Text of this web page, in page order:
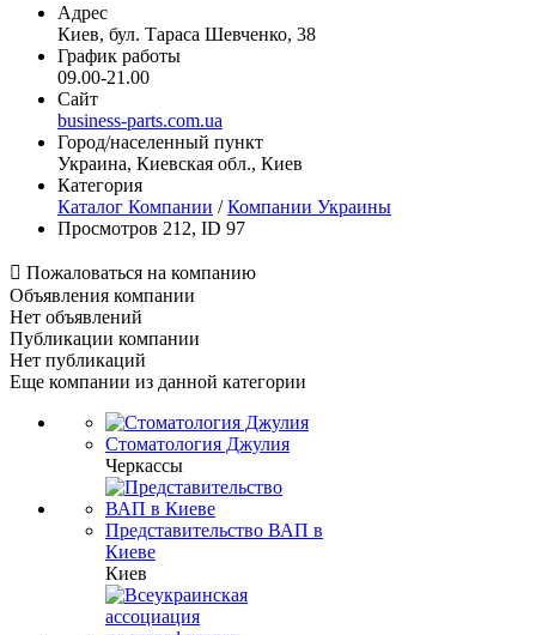
Адрес
Киев, бул. Тараса Шевченко, 38
График работы
09.00-21.00
Сайт
business-parts.com.ua
Город/населенный пункт
Украина, Киевская обл., Киев
Категория
Каталог Компании /Компании Украины
Просмотров 212, ID 97
 Пожаловаться на компанию
Объявления компании
Нет объявлений
Публикации компании
Нет публикаций
Еще компании из данной категории
Стоматология Джулия
Черкассы
Представительство ВАП в
Киеве
Киев